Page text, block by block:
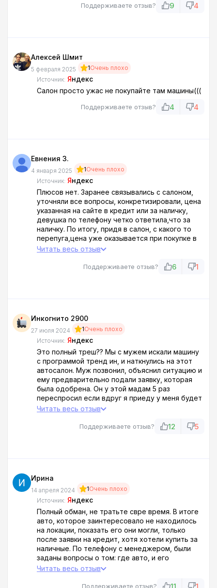
Поддерживаете отзыв? 9 4
Алексей Шмит
5 февраля 2025 1Очень плохо
Источник: Яндекс
Салон просто ужас не покупайте там машины(((
Поддерживаете отзыв? 4 4
Евнения З.
4 января 2025 1Очень плохо
Источник: Яндекс
Плюсов нет. Заранее связывались с салоном,
уточняли все вопросы, конкретизировали, цена
указанная на сайте в кредит или за наличку,
девушка по телефону четко ответила,что за
наличку. По итогу, придя в салон, с какого то
перепуга,цена уже оказывается при покупке в
кредит. Информацию на сайте пишут черт
информациями, о продаже автомобиля. Я
должны обладать.
Читать весь отзыв
Поддерживаете отзыв? 6 1
Инкогнито 2900
27 июля 2024 1Очень плохо
Источник: Яндекс
Это полный треш?? Мы с мужем искали машину
с программой тренд ин, и наткнулись на этот
автосалон. Муж позвонил, объяснил ситуацию и
ему предварительно подали заявку, которая
была одобрена. Он у этой мадам 5 раз
переспросил если вдруг я приеду у меня будет
отказ? На что она уверяла что это полное
покупает билет в Питер который на минуточку
подаём и приходит Отказ. И на этом все.... Итог
кучу потраченных денег, времени и нервов. ?
Читать весь отзыв
Поддерживаете отзыв? 12 5
Ирина
14 апреля 2024 1Очень плохо
Источник: Яндекс
Полный обман, не тратьте свре время. В итоге
авто, которое заинтересовало не находилось
на локации, показать его они могли, только
после заявки на кредит, хотя хотели купить за
наличные. По телефону с менеджером, были
заданы вопросы о том: где авто, и его
окончательная цена. Менеджер Андрей, как
Читать весь отзыв
Поддерживаете отзыв? 11 1